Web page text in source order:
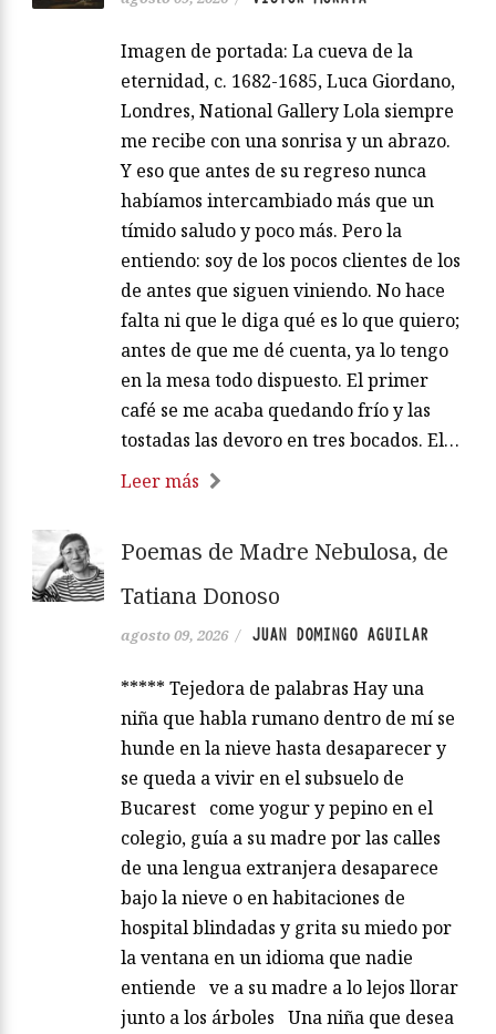
Imagen de portada: La cueva de la
eternidad, c. 1682-1685, Luca Giordano,
Londres, National Gallery Lola siempre
me recibe con una sonrisa y un abrazo.
Y eso que antes de su regreso nunca
habíamos intercambiado más que un
tímido saludo y poco más. Pero la
entiendo: soy de los pocos clientes de los
de antes que siguen viniendo. No hace
falta ni que le diga qué es lo que quiero;
antes de que me dé cuenta, ya lo tengo
en la mesa todo dispuesto. El primer
café se me acaba quedando frío y las
tostadas las devoro en tres bocados. El…
Leer más
Poemas de Madre Nebulosa, de
Tatiana Donoso
agosto 09, 2026 / JUAN DOMINGO AGUILAR
***** Tejedora de palabras Hay una
niña que habla rumano dentro de mí se
hunde en la nieve hasta desaparecer y
se queda a vivir en el subsuelo de
Bucarest come yogur y pepino en el
colegio, guía a su madre por las calles
de una lengua extranjera desaparece
bajo la nieve o en habitaciones de
hospital blindadas y grita su miedo por
la ventana en un idioma que nadie
entiende ve a su madre a lo lejos llorar
junto a los árboles Una niña que desea